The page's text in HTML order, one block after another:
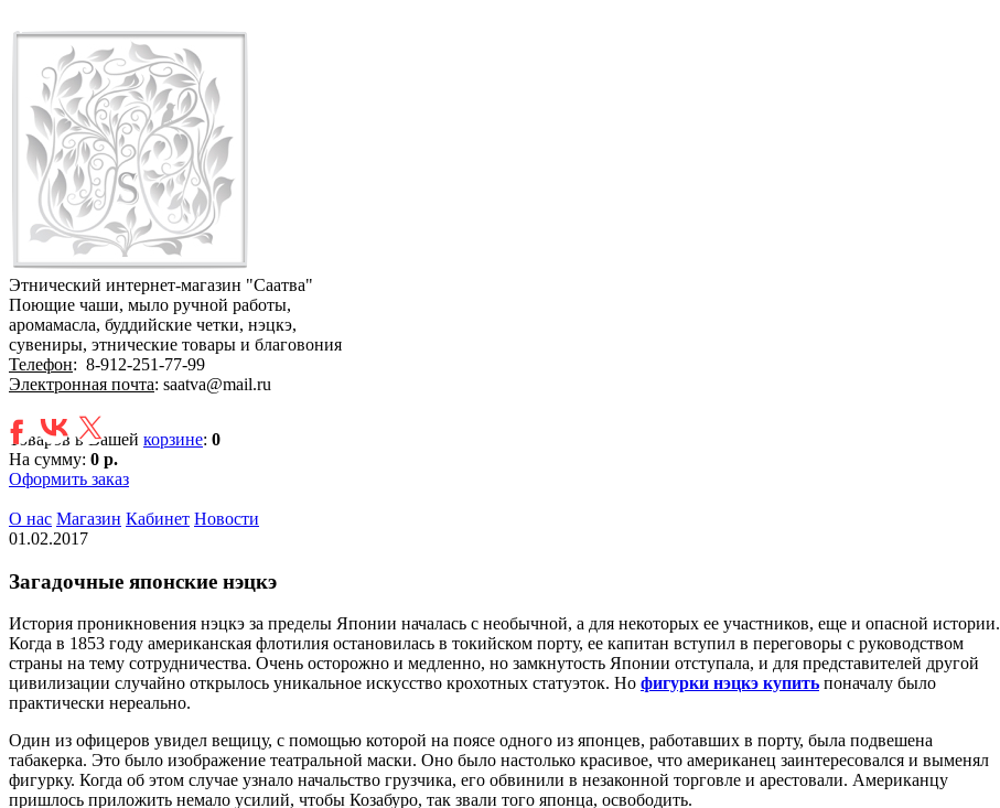
Этнический интернет-магазин "Саатва"
Поющие чаши, мыло ручной работы,
аромамасла, буддийские четки, нэцкэ,
сувениры, этнические товары и благовония
Телефон: 8-912-251-77-99
Электронная почта: saatva@mail.ru
Товаров в Вашей корзине: 0
На сумму: 0 р.
Оформить заказ
О нас Магазин Кабинет Новости
01.02.2017
Загадочные японские нэцкэ
История проникновения нэцкэ за пределы Японии началась с необычной, а для некоторых ее участников, еще и опасной истории.
Когда в 1853 году американская флотилия остановилась в токийском порту, ее капитан вступил в переговоры с руководством
страны на тему сотрудничества. Очень осторожно и медленно, но замкнутость Японии отступала, и для представителей другой
цивилизации случайно открылось уникальное искусство крохотных статуэток. Но фигурки нэцкэ купить поначалу было
практически нереально.
Один из офицеров увидел вещицу, с помощью которой на поясе одного из японцев, работавших в порту, была подвешена
табакерка. Это было изображение театральной маски. Оно было настолько красивое, что американец заинтересовался и выменял
фигурку. Когда об этом случае узнало начальство грузчика, его обвинили в незаконной торговле и арестовали. Американцу
пришлось приложить немало усилий, чтобы Козабуро, так звали того японца, освободить.